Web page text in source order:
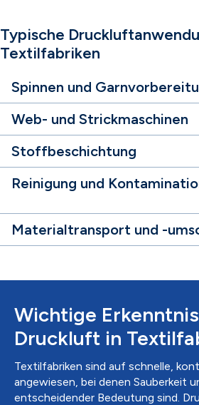
Typische
Textilfabriken
Spinnen und
Web- und Strickmaschinen
Stoffbeschichtung
Reinigung und
Materialtransport und -
Wichtige
Druckluft in
Textilfabriken sind auf schnelle,
angewiesen, bei denen Sauberkeit
entscheidender Bedeutung sind.